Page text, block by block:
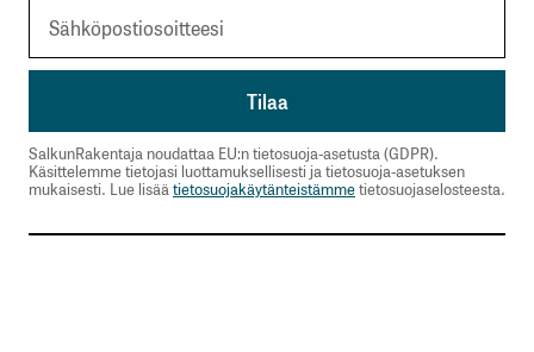
Sähköpostiosoitettasi ei julkaista.
kentät on merkitty*
SalkunRakentaja noudattaa EU:n tietosuoja-asetusta (GDPR).
Käsittelemme tietojasi luottamuksellisesti ja tietosuoja-asetuksen
mukaisesti. Lue lisäätietosuojakäytänteistämmetietosuojaselosteesta.